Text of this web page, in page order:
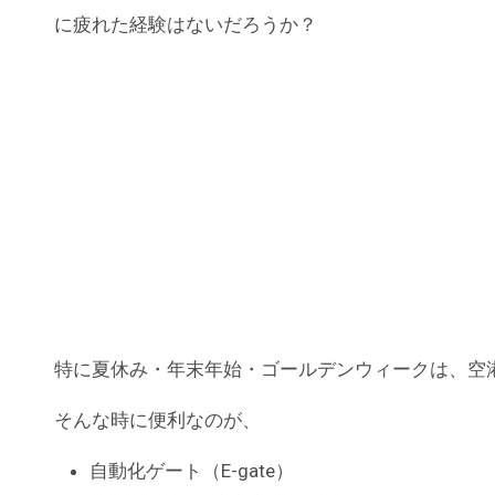
に疲れた経験はないだろうか？
特に夏休み・年末年始・ゴールデンウィークは、空
そんな時に便利なのが、
自動化ゲート（E-gate）